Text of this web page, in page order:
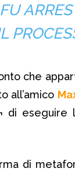
che
all’amico
di eseguire
di